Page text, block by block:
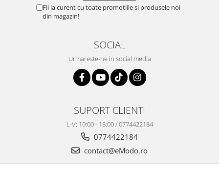
Fii la curent cu toate promotiile si produsele noi
din magazin!
SOCIAL
Urmareste-ne in social media
SUPORT CLIENTI
L-V: 10:00 - 15:00 / 0774422184
0774422184
contact@eModo.ro